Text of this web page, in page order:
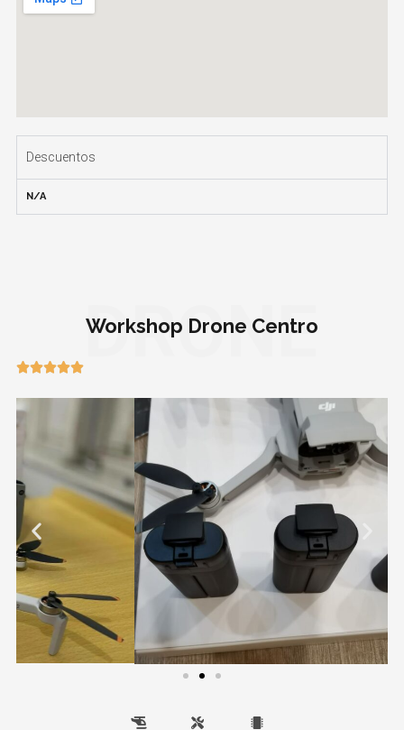
Descuentos
N/A
DRONE
Workshop Drone Centro
